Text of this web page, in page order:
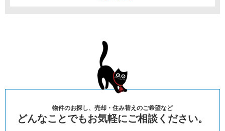
物件のお探し、売却・住み替えのご希望など
どんなことでもお気軽にご相談ください。